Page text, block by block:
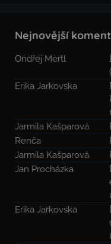
Nejnovější
Ondřej Mertl
Erika Jarkovska
Jarmila Kašparová
Renča
Jarmila Kašparová
Jan Procházka
Erika Jarkovska